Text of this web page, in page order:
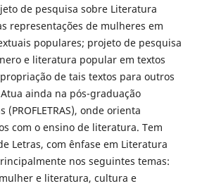
de pesquisa sobre Literatura
representações de mulheres em
populares; projeto de pesquisa
e literatura popular em textos
de tais textos para outros
ainda na pós-graduação
onde orienta
com o ensino de literatura. Tem
Letras, com ênfase em Literatura
nos seguintes temas:
e literatura, cultura e